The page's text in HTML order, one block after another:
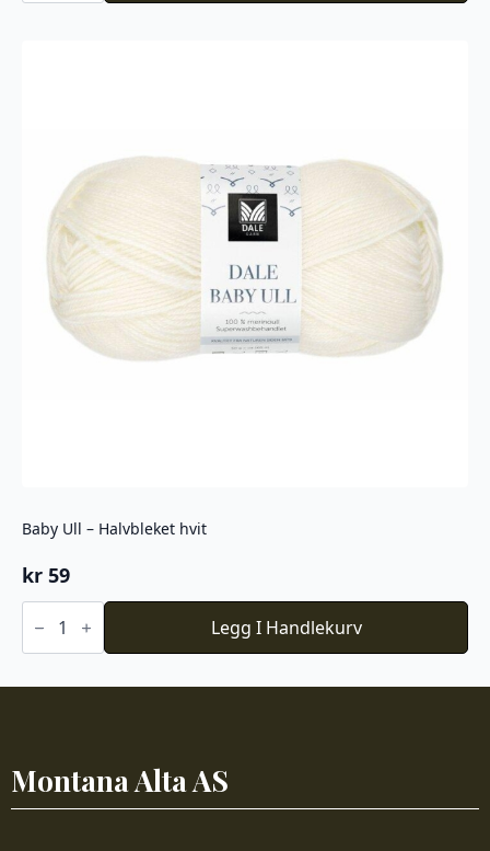
hvit
Baby Ull – Halvbleket hvit
kr 59
Baby
Ull
Halvbleket
Legg I Handlekurv
Montana Alta AS